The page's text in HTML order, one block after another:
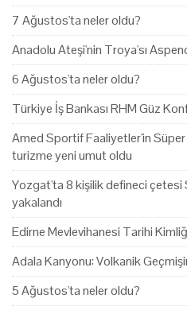
7 Ağustos'ta neler oldu?
Anadolu Ateşi'nin Troya'sı
6 Ağustos'ta neler oldu?
Türkiye İş Bankası RHM Güz
Amed Sportif Faaliyetler'in Süper
turizme yeni umut oldu
Yozgat'ta 8 kişilik defineci çetesi
yakalandı
Edirne Mevlevihanesi Tarihi
Adala Kanyonu: Volkanik
5 Ağustos'ta neler oldu?